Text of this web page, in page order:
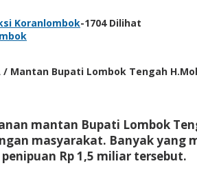
Koranlombok-1704 Dilihat
/ Mantan Bupati Lombok Tengah
mantan Bupati Lombok
masyarakat. Banyak yang
Rp 1,5 miliar tersebut.